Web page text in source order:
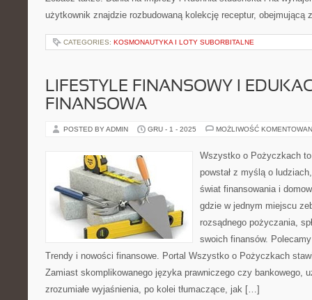
użytkownik znajdzie rozbudowaną kolekcję receptur,
CATEGORIES: KOSMONAUTYKA I LOTY SUBORBITALNE
LIFESTYLE FINANSOWY I
FINANSOWA
POSTED BY ADMIN GRU - 1 - 2025 MOŻLIWOŚĆ
Wszystko o Pożyczkach
powstał z myślą o
świat finansowania i
gdzie w jednym miejscu
rozsądnego pożyczania,
swoich finansów.
Trendy i nowości finansowe. Portal Wszystko o Pożyczkach
Zamiast skomplikowanego języka prawniczego czy bankowego,
zrozumiałe wyjaśnienia, po kolei tłumaczące, jak […]